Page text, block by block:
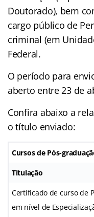
Doutorado), bem
cargo público de
criminal (em
Federal.
O período para
aberto entre 23 de
Confira abaixo a
o título enviado:
Cursos de Pós-
Titulação
Certificado de curso de
em nível de